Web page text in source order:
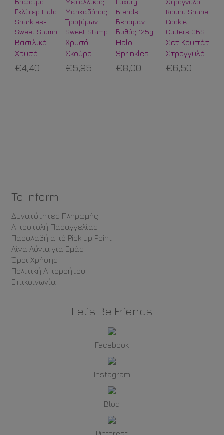
Βασιλικό
Χρυσό
Βρώσιμο
Γκλίτερ
€4,40
Χρυσό
Σκούρο
Μεταλλικός
Μαρκαδόρος
€5,95
Halo
Sprinkles
Luxury
Blends
€8,00
Σετ Κουπάτ
Στρογγυλό
Round
Shape
€6,50
To Inform
Δυνατότητες Πληρωμής
Αποστολή Παραγγελίας
Παραλαβή από Pick up Point
Λίγα Λόγια για Εμάς
Όροι Χρήσης
Πολιτική Απορρήτου
Επικοινωνία
Let’s Be Friends
Facebook
Instagram
Blog
Pinterest